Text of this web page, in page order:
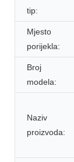
tip:
Mjesto
porijekla:
Broj
modela:
Naziv
proizvoda: